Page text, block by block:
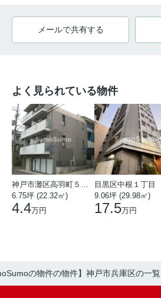
メールで共有する
よく見られている物件
6.75坪 (22.32㎡)
4.4万円
目黒区中根１丁目
9.06坪 (29.98㎡)
17.5万円
の物件の物件】神戸市兵庫区の一覧